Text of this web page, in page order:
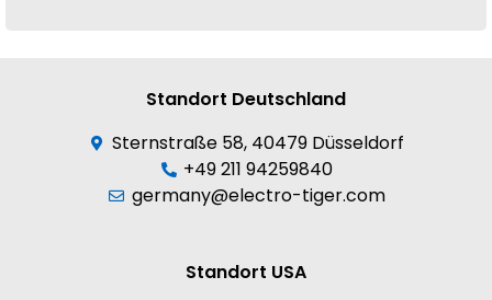
Standort Deutschland
Sternstraße 58, 40479 Düsseldorf
+49 211 94259840
germany@electro-tiger.com
Standort USA